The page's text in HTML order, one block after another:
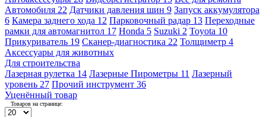
Автомобиля 22 Датчики давления шин 9 Запуск аккумулятора
6 Камера заднего хода 12 Парковочный радар 13 Переходные
рамки для автомагнитол 17 Honda 5 Suzuki 2 Toyota 10
Прикуриватель 19 Сканер-диагностика 22 Толщиметр 4
Аксессуары для животных
Для строительства
Лазерная рулетка 14 Лазерные Пирометры 11 Лазерный
уровень 27 Прочий инструмент 36
Уценённый товар
Товаров на странице: